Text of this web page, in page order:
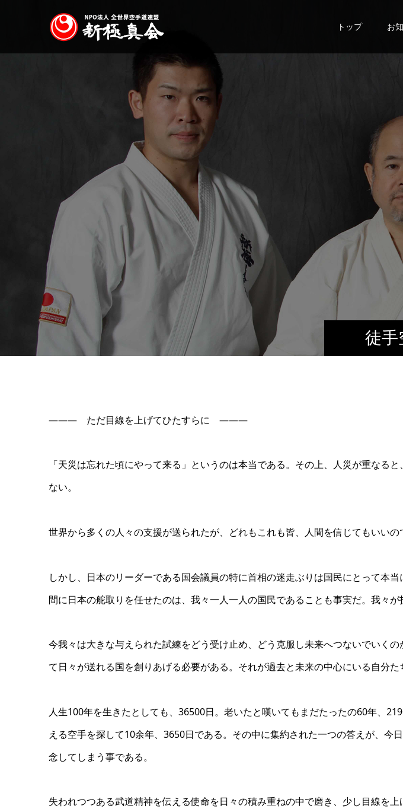
トップ お
徒手
――― ただ目線を上げてひたすらに ―――
「天災は忘れた頃にやって来る」というのは本当である。その上、人災が重な
ない。
世界から多くの人々の支援が送られたが、どれもこれも皆、人間を信じてもいいの
しかし、日本のリーダーである国会議員の特に首相の迷走ぶりは国民にとって本
間に日本の舵取りを任せたのは、我々一人一人の国民であることも事実だ。我々
今我々は大きな与えられた試練をどう受け止め、どう克服し未来へつないでいく
て日々が送れる国を創りあげる必要がある。それが過去と未来の中心にいる自分た
人生100年を生きたとしても、36500日。老いたと嘆いてもまだたったの60年、
える空手を探して10余年、3650日である。その中に集約された一つの答えが、
念してしまう事である。
失われつつある武道精神を伝える使命を日々の積み重ねの中で磨き、少し目線を